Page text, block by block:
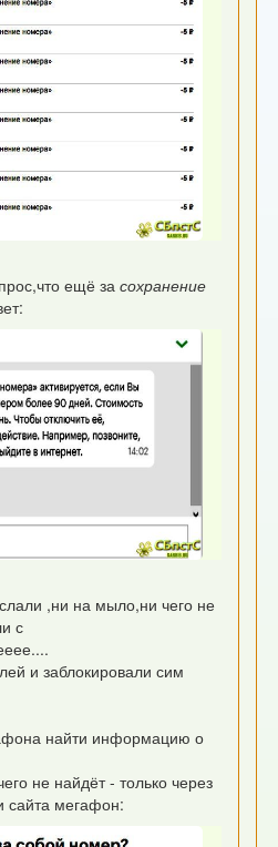
ещё за сохранение
,ни на мыло,ни чего не
с
и заблокировали сим
найти информацию о
не найдёт - только через
сайта мегафон: